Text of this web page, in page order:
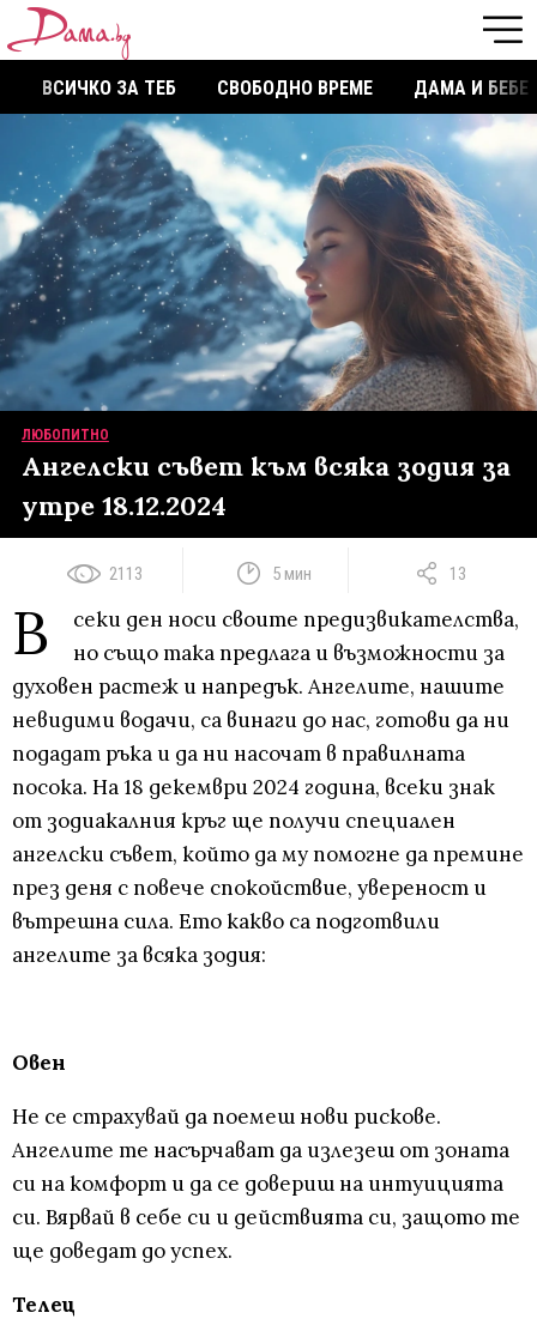
ВСИЧКО ЗА ТЕБ СВОБОДНО ВРЕМЕ ДАМА И БЕБЕ
ЛЮБОПИТНО
Ангелски съвет към всяка зодия за
утре 18.12.2024
2113 5 мин 13
В
секи ден носи своите предизвикателства,
но също така предлага и възможности за
духовен растеж и напредък. Ангелите, нашите
невидими водачи, са винаги до нас, готови да ни
подадат ръка и да ни насочат в правилната
посока. На 18 декември 2024 година, всеки знак
от зодиакалния кръг ще получи специален
ангелски съвет, който да му помогне да премине
през деня с повече спокойствие, увереност и
вътрешна сила. Ето какво са подготвили
ангелите за всяка зодия:
Овен
Не се страхувай да поемеш нови рискове.
Ангелите те насърчават да излезеш от зоната
си на комфорт и да се довериш на интуицията
си. Вярвай в себе си и действията си, защото те
ще доведат до успех.
Телец